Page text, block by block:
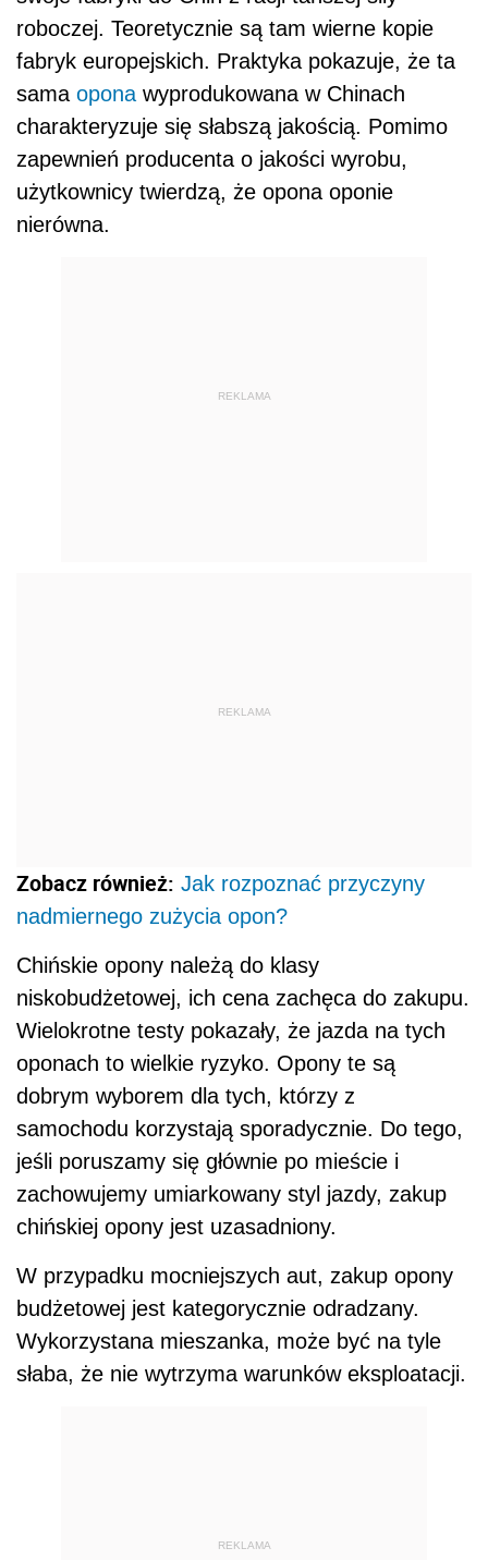
roboczej. Teoretycznie są tam wierne kopie
fabryk europejskich. Praktyka pokazuje, że ta
sama opona wyprodukowana w Chinach
charakteryzuje się słabszą jakością. Pomimo
zapewnień producenta o jakości wyrobu,
użytkownicy twierdzą, że opona oponie
nierówna.
REKLAMA
REKLAMA
Zobacz również: Jak rozpoznać przyczyny
nadmiernego zużycia opon?
Chińskie opony należą do klasy
niskobudżetowej, ich cena zachęca do zakupu.
Wielokrotne testy pokazały, że jazda na tych
oponach to wielkie ryzyko. Opony te są
dobrym wyborem dla tych, którzy z
samochodu korzystają sporadycznie. Do tego,
jeśli poruszamy się głównie po mieście i
zachowujemy umiarkowany styl jazdy, zakup
chińskiej opony jest uzasadniony.
W przypadku mocniejszych aut, zakup opony
budżetowej jest kategorycznie odradzany.
Wykorzystana mieszanka, może być na tyle
słaba, że nie wytrzyma warunków eksploatacji.
REKLAMA